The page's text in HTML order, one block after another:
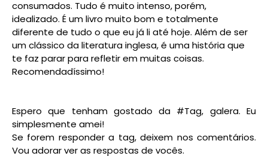
consumados. Tudo é muito intenso, porém,
idealizado. É um livro muito bom e totalmente
diferente de tudo o que eu já li até hoje. Além de ser
um clássico da literatura inglesa, é uma história que
te faz parar para refletir em muitas coisas.
Recomendadíssimo!
Espero que tenham gostado da #Tag, galera. Eu
simplesmente amei!
Se forem responder a tag, deixem nos comentários.
Vou adorar ver as respostas de vocês.